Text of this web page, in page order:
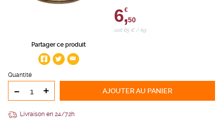
Partager ce produit
6,
€
50
soit 65 € / kg
Quantité
- + AJOUTERAU PANIER
Livraison en 24/72h